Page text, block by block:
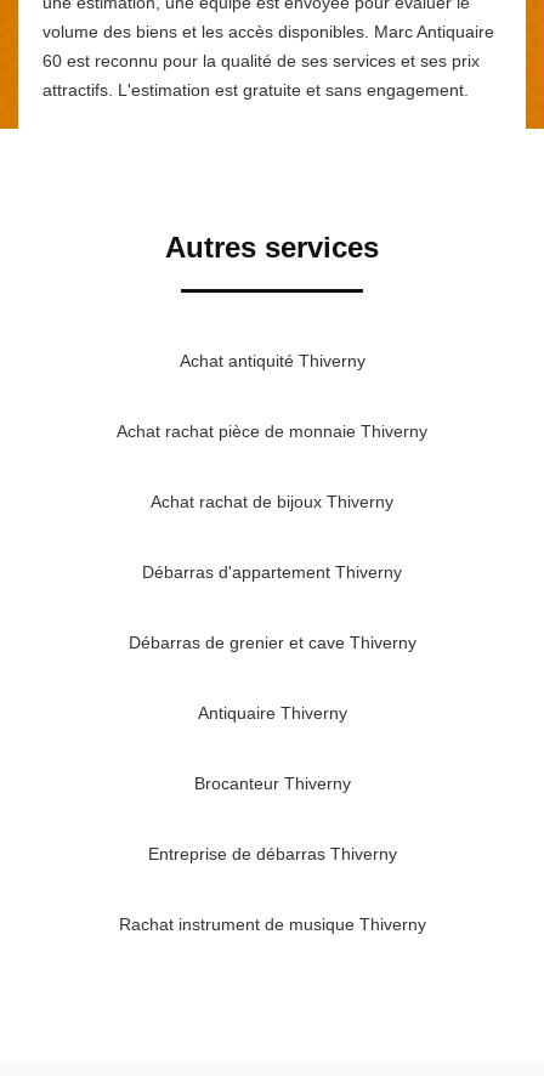
volume des biens et les accès disponibles. Marc Antiquaire
60 est reconnu pour la qualité de ses services et ses prix
attractifs. L'estimation est gratuite et sans engagement.
Autres services
Achat antiquité Thiverny
Achat rachat pièce de monnaie Thiverny
Achat rachat de bijoux Thiverny
Débarras d'appartement Thiverny
Débarras de grenier et cave Thiverny
Antiquaire Thiverny
Brocanteur Thiverny
Entreprise de débarras Thiverny
Rachat instrument de musique Thiverny